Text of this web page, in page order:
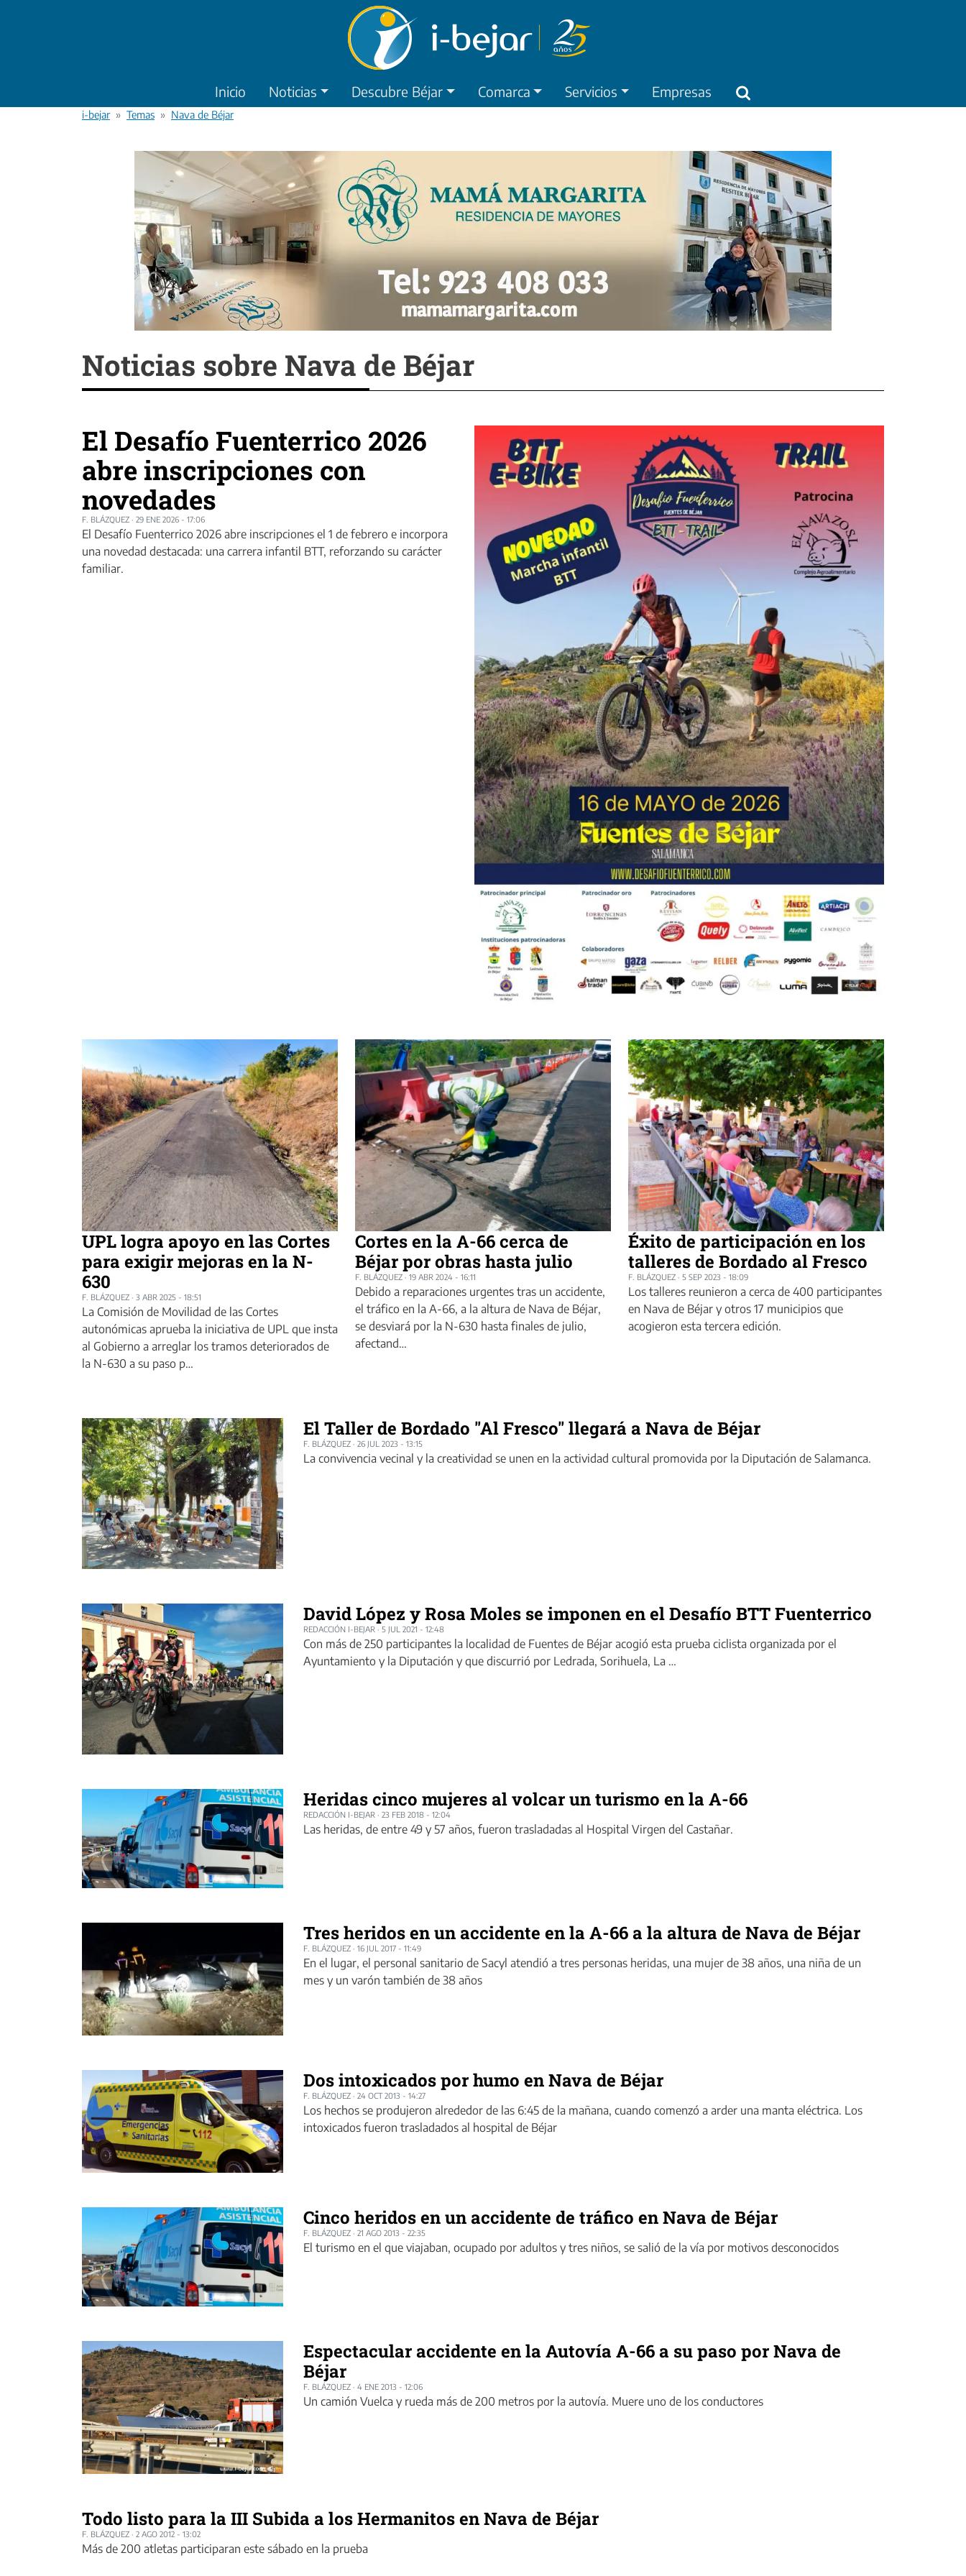
Inicio Noticias Descubre Béjar Comarca Servicios Empresas
i-bejar Temas Nava de Béjar
Noticias sobre Nava de Béjar
El Desafío Fuenterrico 2026
abre inscripciones con
novedades
F. BLÁZQUEZ · 29 ENE 2026 - 17:06
El Desafío Fuenterrico 2026 abre inscripciones el 1 de febrero e incorpora
una novedad destacada: una carrera infantil BTT, reforzando su carácter
familiar.
UPL logra apoyo en las Cortes
para exigir mejoras en la N-
630
F. BLÁZQUEZ · 3 ABR 2025 - 18:51
La Comisión de Movilidad de las Cortes
autonómicas aprueba la iniciativa de UPL que insta
al Gobierno a arreglar los tramos deteriorados de
la N-630 a su paso p…
Cortes en la A-66 cerca de
Béjar por obras hasta julio
F. BLÁZQUEZ · 19 ABR 2024 - 16:11
Debido a reparaciones urgentes tras un accidente,
el tráfico en la A-66, a la altura de Nava de Béjar,
se desviará por la N-630 hasta finales de julio,
afectand…
Éxito de participación en los
talleres de Bordado al Fresco
F. BLÁZQUEZ · 5 SEP 2023 - 18:09
Los talleres reunieron a cerca de 400 participantes
en Nava de Béjar y otros 17 municipios que
acogieron esta tercera edición.
El Taller de Bordado "Al Fresco" llegará a Nava de Béjar
F. BLÁZQUEZ · 26 JUL 2023 - 13:15
La convivencia vecinal y la creatividad se unen en la actividad cultural promovida por la Diputación de Salamanca.
David López y Rosa Moles se imponen en el Desafío BTT Fuenterrico
REDACCIÓN I-BEJAR · 5 JUL 2021 - 12:48
Con más de 250 participantes la localidad de Fuentes de Béjar acogió esta prueba ciclista organizada por el
Ayuntamiento y la Diputación y que discurrió por Ledrada, Sorihuela, La …
Heridas cinco mujeres al volcar un turismo en la A-66
REDACCIÓN I-BEJAR · 23 FEB 2018 - 12:04
Las heridas, de entre 49 y 57 años, fueron trasladadas al Hospital Virgen del Castañar.
Tres heridos en un accidente en la A-66 a la altura de Nava de Béjar
F. BLÁZQUEZ · 16 JUL 2017 - 11:49
En el lugar, el personal sanitario de Sacyl atendió a tres personas heridas, una mujer de 38 años, una niña de un
mes y un varón también de 38 años
Dos intoxicados por humo en Nava de Béjar
F. BLÁZQUEZ · 24 OCT 2013 - 14:27
Los hechos se produjeron alrededor de las 6:45 de la mañana, cuando comenzó a arder una manta eléctrica. Los
intoxicados fueron trasladados al hospital de Béjar
Cinco heridos en un accidente de tráfico en Nava de Béjar
F. BLÁZQUEZ · 21 AGO 2013 - 22:35
El turismo en el que viajaban, ocupado por adultos y tres niños, se salió de la vía por motivos desconocidos
Espectacular accidente en la Autovía A-66 a su paso por Nava de
Béjar
F. BLÁZQUEZ · 4 ENE 2013 - 12:06
Un camión Vuelca y rueda más de 200 metros por la autovía. Muere uno de los conductores
Todo listo para la III Subida a los Hermanitos en Nava de Béjar
F. BLÁZQUEZ · 2 AGO 2012 - 13:02
Más de 200 atletas participaran este sábado en la prueba